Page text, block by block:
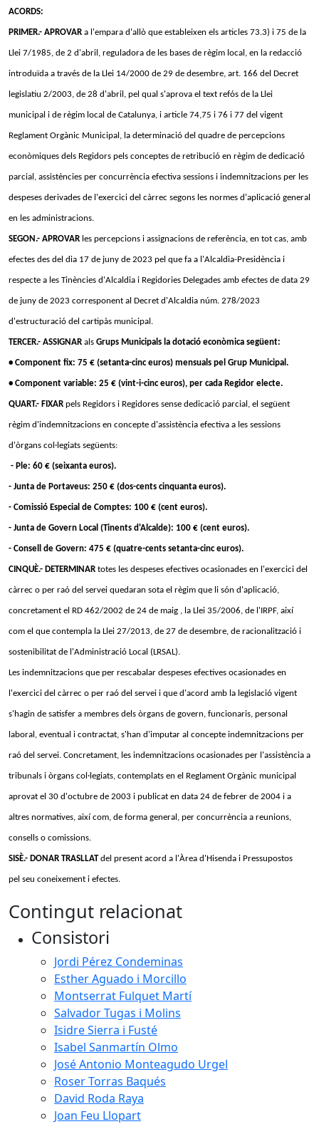
ACORDS:
PRIMER.- APROVAR a l'empara d'allò que estableixen els articles 73.3) i 75 de la
Llei 7/1985, de 2 d'abril, reguladora de les bases de règim local, en la redacció
introduïda a través de la Llei 14/2000 de 29 de desembre, art. 166 del Decret
legislatiu 2/2003, de 28 d'abril, pel qual s'aprova el text refós de la Llei
municipal i de règim local de Catalunya, i article 74,75 i 76 i 77 del vigent
Reglament Orgànic Municipal, la determinació del quadre de percepcions
econòmiques dels Regidors pels conceptes de retribució en règim de dedicació
parcial, assistències per concurrència efectiva sessions i indemnitzacions per les
despeses derivades de l'exercici del càrrec segons les normes d'aplicació general
en les administracions.
SEGON.- APROVAR les percepcions i assignacions de referència, en tot cas, amb
efectes des del dia 17 de juny de 2023 pel que fa a l'Alcaldia-Presidència i
respecte a les Tinències d'Alcaldia i Regidories Delegades amb efectes de data 29
de juny de 2023 corresponent al Decret d'Alcaldia núm. 278/2023
d'estructuració del cartipàs municipal.
TERCER.- ASSIGNAR als Grups Municipals la dotació econòmica següent:
• Component fix: 75 € (setanta-cinc euros) mensuals pel Grup Municipal.
• Component variable: 25 € (vint-i-cinc euros), per cada Regidor electe.
QUART.- FIXAR pels Regidors i Regidores sense dedicació parcial, el següent
règim d'indemnitzacions en concepte d'assistència efectiva a les sessions
d'òrgans col·legiats següents:
- Ple: 60 € (seixanta euros).
- Junta de Portaveus: 250 € (dos-cents cinquanta euros).
- Comissió Especial de Comptes: 100 € (cent euros).
- Junta de Govern Local (Tinents d'Alcalde): 100 € (cent euros).
- Consell de Govern: 475 € (quatre-cents setanta-cinc euros).
CINQUÈ.- DETERMINAR totes les despeses efectives ocasionades en l'exercici del
càrrec o per raó del servei quedaran sota el règim que li són d'aplicació,
concretament el RD 462/2002 de 24 de maig , la Llei 35/2006, de l'IRPF, així
com el que contempla la Llei 27/2013, de 27 de desembre, de racionalització i
sostenibilitat de l'Administració Local (LRSAL).
Les indemnitzacions que per rescabalar despeses efectives ocasionades en
l'exercici del càrrec o per raó del servei i que d'acord amb la legislació vigent
s'hagin de satisfer a membres dels òrgans de govern, funcionaris, personal
laboral, eventual i contractat, s'han d'imputar al concepte indemnitzacions per
raó del servei. Concretament, les indemnitzacions ocasionades per l'assistència a
tribunals i òrgans col·legiats, contemplats en el Reglament Orgànic municipal
aprovat el 30 d'octubre de 2003 i publicat en data 24 de febrer de 2004 i a
altres normatives, així com, de forma general, per concurrència a reunions,
consells o comissions.
SISÈ.- DONAR TRASLLATdel present acord a l'Àrea d'Hisenda i Pressupostos
pel seu coneixement i efectes.
Contingut relacionat
Consistori
Jordi Pérez Condeminas
Esther Aguado i Morcillo
Montserrat Fulquet Martí
Salvador Tugas i Molins
Isidre Sierra i Fusté
Isabel Sanmartín Olmo
José Antonio Monteagudo Urgel
Roser Torras Baqués
David Roda Raya
Joan Feu Llopart